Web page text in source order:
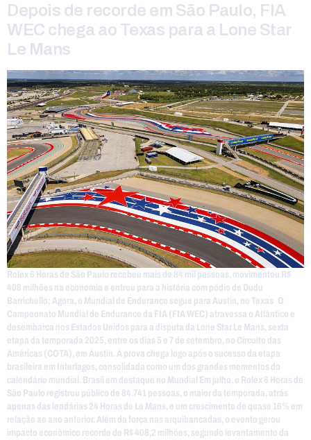
Depois de recorde em São Paulo, FIA
WEC chega ao Texas para a Lone Star
Le Mans
Rolex 6 Horas de São Paulo recebeu mais de 84 mil pessoas, movimentou R$
408 milhões na economia e entrou para a história com pódio de Dudu
Barrichello; Agora, o Mundial de Endurance segue para Austin, no Texas O
Campeonato Mundial de Endurance da FIA (FIA WEC) atravessa o Atlântico e
desembarca nos Estados Unidos para a disputa da Lone Star Le Mans, sexta
etapa da temporada 2025, entre os dias 5 e 7 de setembro, no Circuito das
Américas (COTA), em Austin. A prova chega logo após o sucesso da etapa
brasileira em Interlagos, consolidada como um dos grandes momentos do
calendário mundial. Brasil em destaque no Mundial Em julho, o Rolex 6 Horas de
São Paulo registrou público de 84.741 pessoas, o maior da temporada, atrás
apenas das lendárias 24 Horas de Le Mans, e um crescimento de quase 16% em
relação ao ano anterior. Além da força nas arquibancadas, o evento gerou
impacto econômico recorde de R$ 408,2 milhões, segundo levantamento da